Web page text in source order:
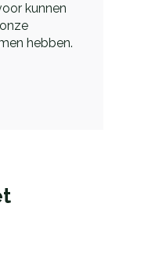
kunnen
hebben.